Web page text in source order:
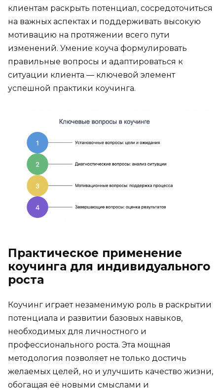
клиентам раскрыть потенциал, сосредоточиться
на важных аспектах и поддерживать высокую
мотивацию на протяжении всего пути
изменений. Умение коуча формулировать
правильные вопросы и адаптироваться к
ситуации клиента — ключевой элемент
успешной практики коучинга.
Практическое применение
коучинга для индивидуального
роста
Коучинг играет незаменимую роль в раскрытии
потенциала и развитии базовых навыков,
необходимых для личностного и
профессионального роста. Эта мощная
методология позволяет не только достичь
желаемых целей, но и улучшить качество жизни,
обогащая её новыми смыслами и